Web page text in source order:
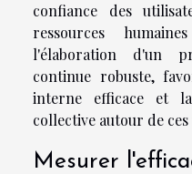
confiance des
ressources
l'élaboration d'un
continue robuste,
interne efficace et
collective autour de
Mesurer